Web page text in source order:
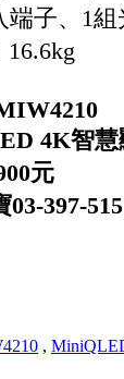
端子、1
4K智慧
元
397-
,